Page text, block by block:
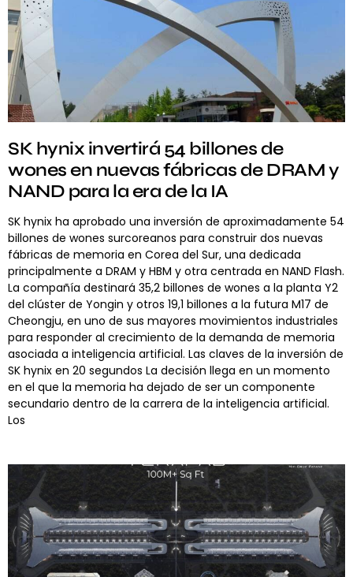
SK hynix invertirá 54 billones de
wones en nuevas fábricas de DRAM y
NAND para la era de la IA
SK hynix ha aprobado una inversión de aproximadamente 54
billones de wones surcoreanos para construir dos nuevas
fábricas de memoria en Corea del Sur, una dedicada
principalmente a DRAM y HBM y otra centrada en NAND Flash.
La compañía destinará 35,2 billones de wones a la planta Y2
del clúster de Yongin y otros 19,1 billones a la futura M17 de
Cheongju, en uno de sus mayores movimientos industriales
para responder al crecimiento de la demanda de memoria
asociada a inteligencia artificial. Las claves de la inversión de
SK hynix en 20 segundos La decisión llega en un momento
en el que la memoria ha dejado de ser un componente
secundario dentro de la carrera de la inteligencia artificial.
Los